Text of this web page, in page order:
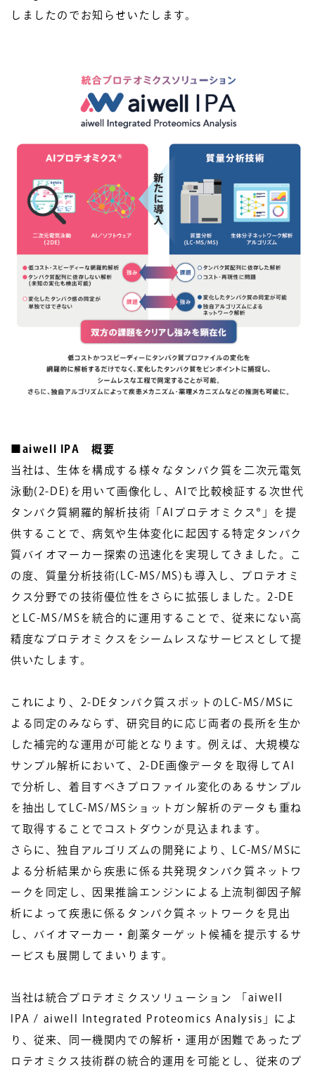
しましたのでお知らせいたします。
■aiwell IPA 概要
当社は、生体を構成する様々なタンパク質を二次元電気
泳動(2-DE)を用いて画像化し、AIで比較検証する次世代
タンパク質網羅的解析技術「AIプロテオミクス®」を提
供することで、病気や生体変化に起因する特定タンパク
質バイオマーカー探索の迅速化を実現してきました。こ
の度、質量分析技術(LC-MS/MS)も導入し、プロテオミ
クス分野での技術優位性をさらに拡張しました。2-DE
とLC-MS/MSを統合的に運用することで、従来にない高
精度なプロテオミクスをシームレスなサービスとして提
供いたします。
これにより、2-DEタンパク質スポットのLC-MS/MSに
よる同定のみならず、研究目的に応じ両者の長所を生か
した補完的な運用が可能となります。例えば、大規模な
サンプル解析において、2-DE画像データを取得してAI
で分析し、着目すべきプロファイル変化のあるサンプル
を抽出してLC-MS/MSショットガン解析のデータも重ね
て取得することでコストダウンが見込まれます。
さらに、独自アルゴリズムの開発により、LC-MS/MSに
よる分析結果から疾患に係る共発現タンパク質ネットワ
ークを同定し、因果推論エンジンによる上流制御因子解
析によって疾患に係るタンパク質ネットワークを見出
し、バイオマーカー・創薬ターゲット候補を提示するサ
ービスも展開してまいります。
当社は統合プロテオミクスソリューション 「aiwell
IPA / aiwell Integrated Proteomics Analysis」によ
り、従来、同一機関内での解析・運用が困難であったプ
ロテオミクス技術群の統合的運用を可能とし、従来のプ